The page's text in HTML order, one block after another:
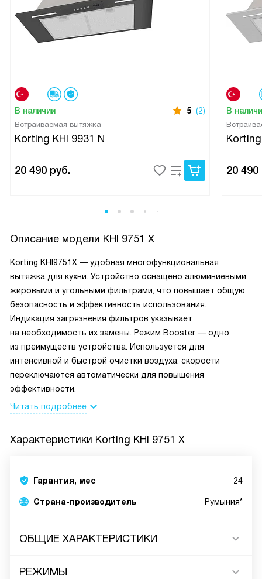
В наличии 5 (2)
Встраиваемая вытяжка
Korting KHI 9931 N
20 490 руб.
В
20 490
Описание модели KHI 9751 X
Korting KHI9751X — удобная многофункциональная
вытяжка для кухни. Устройство оснащено алюминиевыми
жировыми и угольными фильтрами, что повышает общую
безопасность и эффективность использования.
Индикация загрязнения фильтров указывает
на необходимость их замены. Режим Booster — одно
из преимуществ устройства. Используется для
интенсивной и быстрой очистки воздуха: скорости
переключаются автоматически для повышения
эффективности.
Читать подробнее
Характеристики Korting KHI 9751 X
Гарантия, мес 24
Страна-производитель Румыния*
ОБЩИЕ ХАРАКТЕРИСТИКИ
РЕЖИМЫ